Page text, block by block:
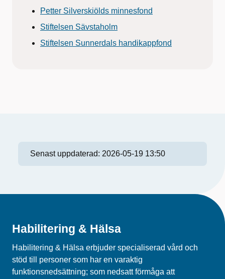
Petter Silverskiölds minnesfond
Stiftelsen Sävstaholm
Stiftelsen Sunnerdals handikappfond
Senast uppdaterad: 2026-05-19 13:50
Habilitering & Hälsa
Habilitering & Hälsa erbjuder specialiserad vård och
stöd till personer som har en varaktig
funktionsnedsättning; som nedsatt förmåga att